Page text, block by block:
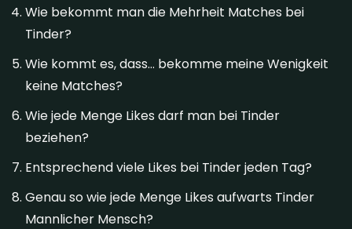
Wie bekommt man die Mehrheit Matches bei
Tinder?
Wie kommt es, dass… bekomme meine Wenigkeit
keine Matches?
Wie jede Menge Likes darf man bei Tinder
beziehen?
Entsprechend viele Likes bei Tinder jeden Tag?
Genau so wie jede Menge Likes aufwarts Tinder
Mannlicher Mensch?